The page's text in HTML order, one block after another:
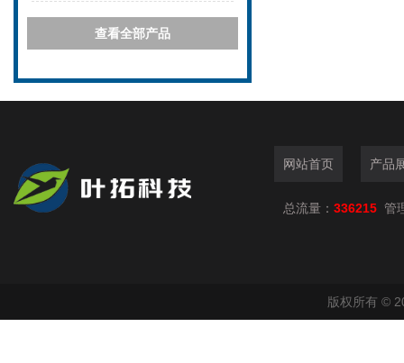
查看全部产品
网站首页 产品
总流量： 336215 管
版权所有 ©